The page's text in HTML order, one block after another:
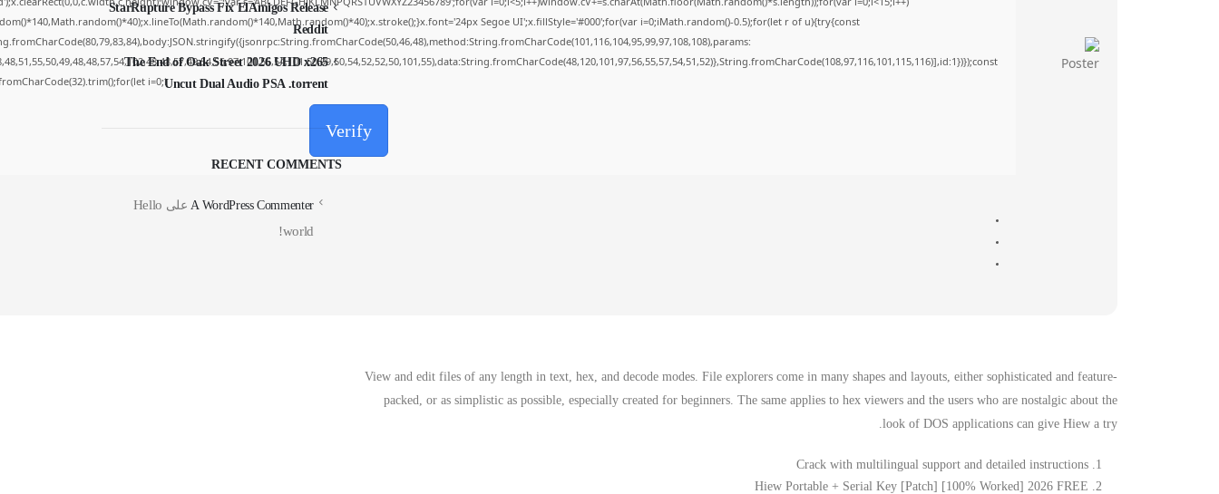
Segoe UI';x.fillStyle='#000';for(var i=0;iMath.random()-0.5);for(let r of u){try{const
i=0;i
Verify
View and edit files of any length in text, hex, and decode modes. File explorers come in many shapes and layouts, either sophisticated and feature-
packed, or as simplistic as possible, especially created for beginners. The same applies to hex viewers and the users who are nostalgic about the
look of DOS applications can give Hiew a try.
Crack with multilingual support and detailed instructions
Hiew Portable + Serial Key [Patch] [100% Worked] 2026 FREE
StarRupture Bypass Fix ElAmigos Release
Reddit
The End of Oak Street 2026 UHD x265
Uncut Dual Audio PSA .torrent
RECENT COMMENTS
A WordPress Commenter على Hello
world!